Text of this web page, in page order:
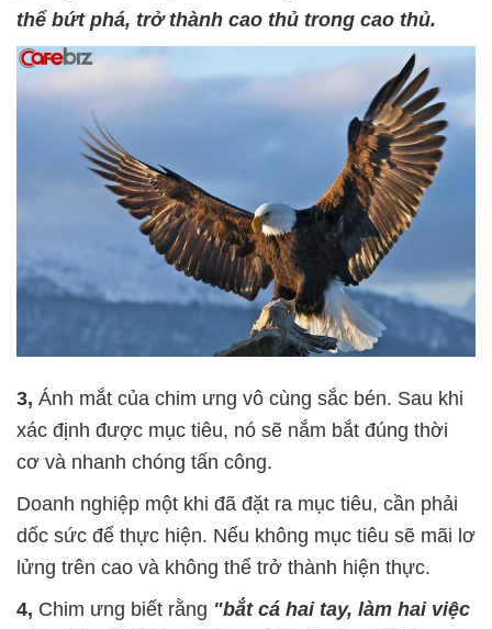
thể bứt phá, trở thành cao thủ trong cao thủ.
3, Ánh mắt của chim ưng vô cùng sắc bén. Sau khi
xác định được mục tiêu, nó sẽ nắm bắt đúng thời
cơ và nhanh chóng tấn công.
Doanh nghiệp một khi đã đặt ra mục tiêu, cần phải
dốc sức để thực hiện. Nếu không mục tiêu sẽ mãi lơ
lửng trên cao và không thể trở thành hiện thực.
4, Chim ưng biết rằng "bắt cá hai tay, làm hai việc